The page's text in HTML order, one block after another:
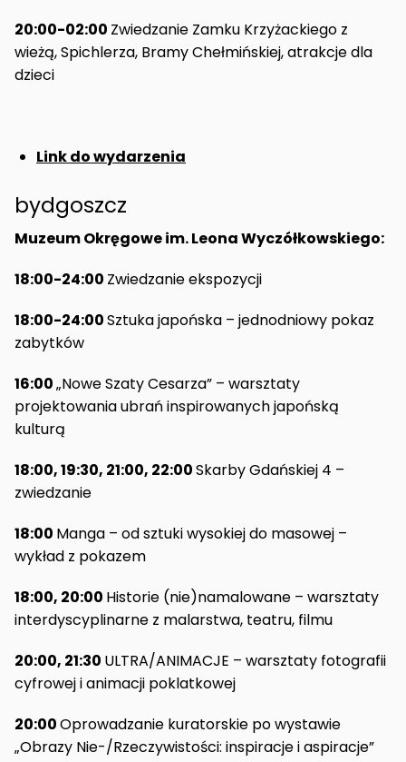
20:00-02:00 Zwiedzanie Zamku Krzyżackiego z
wieżą, Spichlerza, Bramy Chełmińskiej, atrakcje dla
dzieci
Link do wydarzenia
bydgoszcz
Muzeum Okręgowe im. Leona Wyczółkowskiego:
18:00-24:00 Zwiedzanie ekspozycji
18:00-24:00Sztuka japońska – jednodniowy pokaz
zabytków
16:00„Nowe Szaty Cesarza” – warsztaty
projektowania ubrań inspirowanych japońską
kulturą
18:00, 19:30, 21:00, 22:00Skarby Gdańskiej 4 –
zwiedzanie
18:00 Manga – od sztuki wysokiej do masowej –
wykład z pokazem
18:00, 20:00 Historie (nie)namalowane – warsztaty
interdyscyplinarne z malarstwa, teatru, filmu
20:00, 21:30 ULTRA/ANIMACJE – warsztaty fotografii
cyfrowej i animacji poklatkowej
20:00Oprowadzanie kuratorskie po wystawie
„Obrazy Nie-/Rzeczywistości: inspiracje i aspiracje”